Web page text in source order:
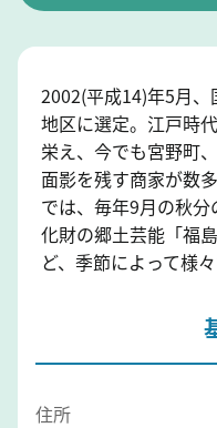
2002(平成14)年5月
地区に選定。江戸時
栄え、今でも宮野町
面影を残す商家が数
では、毎年9月の秋
化財の郷土芸能「福
ど、季節によって様
住所